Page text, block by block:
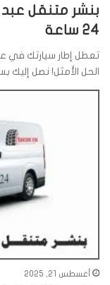
24 ساعة
تعطل إطار سيارتك في
الحل الأمثل! نصل
أغسطس 21, 2025